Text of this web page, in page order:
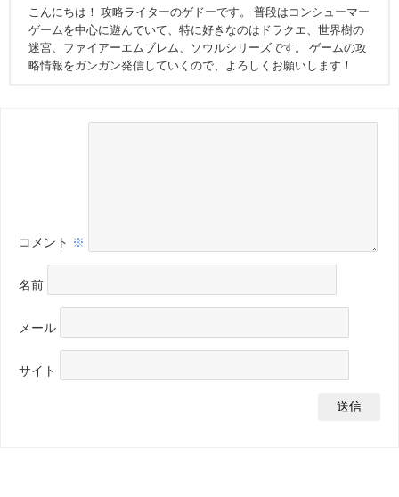
こんにちは！ 攻略ライターのゲドーです。 普段はコンシューマー
ゲームを中心に遊んでいて、特に好きなのはドラクエ、世界樹の
迷宮、ファイアーエムブレム、ソウルシリーズです。 ゲームの攻
略情報をガンガン発信していくので、よろしくお願いします！
コメント ※
名前
メール
サイト